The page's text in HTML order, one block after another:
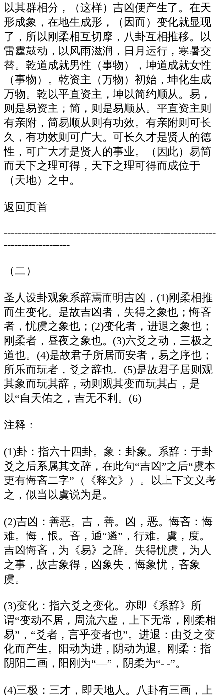
以其群相分，（这样）吉凶便产生了。在天
形成象，在地生成形，（因而）变化就显现
了，所以刚柔相互切摩，八卦互相推移。以
雷霆鼓动，以风雨滋润，日月运行，寒暑交
替。乾道成就男性（事物），坤道成就女性
（事物）。乾资主（万物）初始，坤化生成
万物。乾以平直资主，坤以简约顺从。易，
则是易资主；简，则是易顺从。平直资主则
有亲附，简易顺从则有功效。有亲附则可长
久，有功效则可广大。可长久才是贤人的德
性，可广大才是贤人的事业。（因此）易简
而天下之理可得，天下之理可得而成位于
（天地）之中。
返回页首
-------------------------------------------------------------
-------------------
（二）
圣人设卦观象系辞焉而明吉凶，(1)刚柔相推
而生变化。是故吉凶者，失得之象也；悔吝
者，忧虞之象也；(2)变化者，进退之象也；
刚柔者，昼夜之象也。(3)六爻之动，三极之
道也。(4)是故君子所居而安者，易之序也；
所乐而玩者，爻之辞也。(5)是故君子居则观
其象而玩其辞，动则观其变而玩其占，是
以“自天佑之，吉无不利。(6)
注释：
(1)卦：指六十四卦。象：卦象。系辞：于卦
爻之后系属其文辞，在此句“吉凶”之后“虞本
更有悔吝二字”（《释文》）。以上下文义考
之，似当以虞说为是。
(2)吉凶：善恶。吉，善。凶，恶。悔吝：悔
难。悔，恨。吝，通“遴”，行难。虞，度。
吉凶悔吝，为《易》之辞。失得忧虞，为人
之事，故吉象得，凶象失，悔象忧，吝象
虞。
(3)变化：指六爻之变化。亦即《系辞》所
谓“变动不居，周流六虚，上下无常，刚柔相
易”，“爻者，言乎变者也”。进退：由爻之变
化而产生。阳动为进，阴动为退。刚柔：指
阴阳二画，阳刚为“—”，阴柔为“- -”。
(4)三极：三才，即天地人。八卦有三画，上